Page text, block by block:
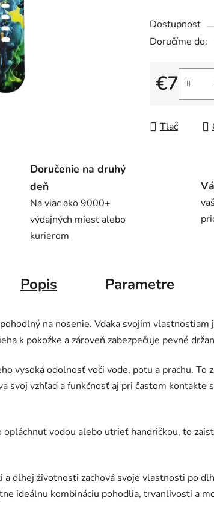
Dostupnosť
€7
Jednotková
Tlač
Doručenie na druhý
deň
Na viac ako 9000+
výdajných miest alebo
kurierom
Popis Parametre
na nosenie. Vďaka svojim
k pokožke a zároveň zabezpečuje pevné
vysoká odolnosť voči vode, potu a prachu.
svoj vzhľad a funkčnosť aj pri častom
vodou alebo utrieť handričkou, to
dlhej životnosti zachová svoje vlastnosti po
ideálnu kombináciu pohodlia, trvanlivosti a